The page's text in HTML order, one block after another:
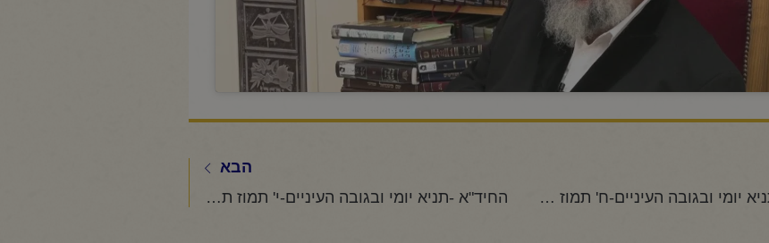
החיד"א -תניא יומי ובגובה העיניים-ח' תמוז תשפ"ה
הבא
החיד"א -תניא יומי ובגובה העיניים-י' תמוז תשפ"ה